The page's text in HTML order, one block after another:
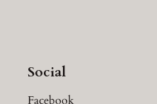
Social
Facebook